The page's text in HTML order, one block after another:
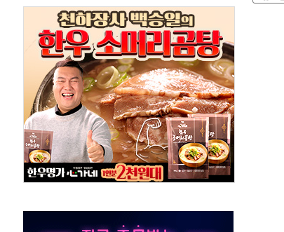
협에 맞설 자체 억지력 강화
상봉쇄 영향
'
1%대 상승